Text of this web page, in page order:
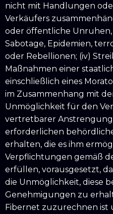
nicht mit Handlungen
Verkäufers
oder öffentliche
Sabotage, Epidemien,
oder Rebellionen; (iv)
Maßnahmen einer
einschließlich eines
im Zusammenhang mit
Unmöglichkeit für den
vertretbarer
erforderlichen
erhalten, die es ihm
Verpflichtungen gemäß
erfüllen, vorausgesetzt,
die Unmöglichkeit, diese
Genehmigungen zu
Fibernet zuzurechnen ist